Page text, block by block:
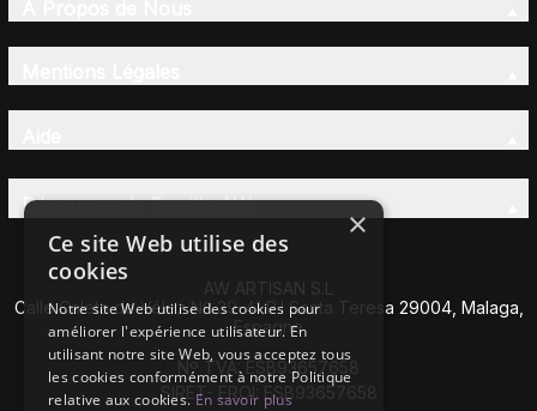
Découvrez la Famille AW
AW ARTISAN S.L
Calle Caleta de Vélez Nº 39-41 P.I Santa Teresa 29004, Malaga,
Espagne
Nº TVA: ESB93657658
SIRET- EROI: ESB93657658
×
Ce site Web utilise des
cookies
Notre site Web utilise des cookies pour
améliorer l'expérience utilisateur. En
utilisant notre site Web, vous acceptez tous
les cookies conformément à notre Politique
relative aux cookies.En savoir plus